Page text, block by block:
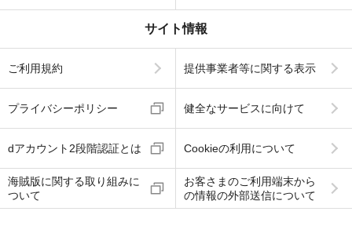
サイト情報
ご利用規約 提供事業者等に関する表示
プライバシーポリシー 健全なサービスに向けて
dアカウント2段階認証とは Cookieの利用について
海賊版に関する取り組みに
ついて
お客さまのご利用端末から
の情報の外部送信について